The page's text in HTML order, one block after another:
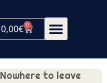
0,00€ 0
Nowhere to leave